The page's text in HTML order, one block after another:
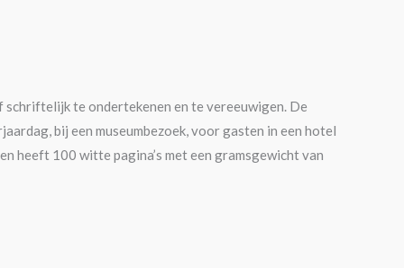
te ondertekenen en te vereeuwigen. De
bij een museumbezoek, voor gasten in een hotel
heeft 100 witte pagina’s met een gramsgewicht van